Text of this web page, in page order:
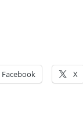
Facebook X